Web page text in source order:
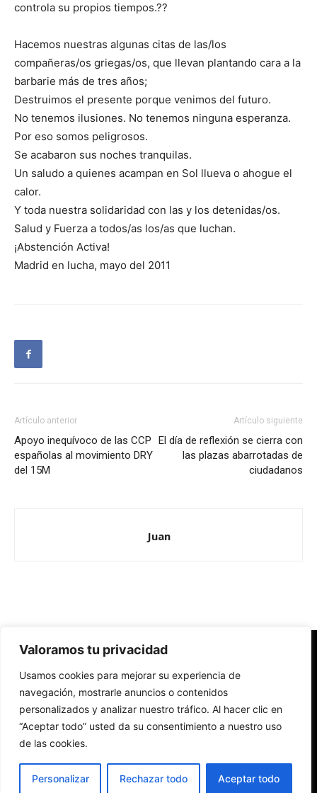
Valoramos tu privacidad
Usamos cookies para mejorar su experiencia de
navegación, mostrarle anuncios o contenidos
personalizados y analizar nuestro tráfico. Al hacer clic en
“Aceptar todo” usted da su consentimiento a nuestro uso
de las cookies.
Personalizar Rechazar todo Aceptar todo
controla su propios tiempos.??
Hacemos nuestras algunas citas de las/los
compañeras/os griegas/os, que llevan plantando cara a la
barbarie más de tres años;
Destruimos el presente porque venimos del futuro.
No tenemos ilusiones. No tenemos ninguna esperanza.
Por eso somos peligrosos.
Se acabaron sus noches tranquilas.
Un saludo a quienes acampan en Sol llueva o ahogue el
calor.
Y toda nuestra solidaridad con las y los detenidas/os.
Salud y Fuerza a todos/as los/as que luchan.
¡Abstención Activa!
Madrid en lucha, mayo del 2011
Artículo anterior
Apoyo inequívoco de las CCP
españolas al movimiento DRY
del 15M
Artículo siguiente
El día de reflexión se cierra con
las plazas abarrotadas de
ciudadanos
Juan
Redes Cristianas
Una mirada alternativa sobre la Iglesia católica y la sociedad
- Colectivos de Redes Cristianas